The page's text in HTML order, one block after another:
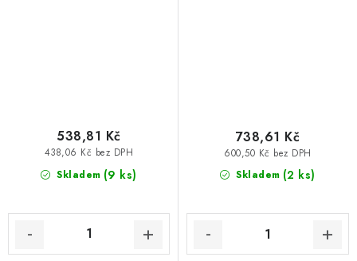
Skladem (9 ks)
438,06 Kč bez DPH
538,81 Kč
Skladem (2 ks)
600,50 Kč bez DPH
738,61 Kč